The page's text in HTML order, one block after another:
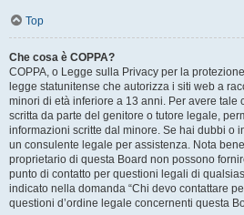
Top
Che cosa è COPPA?
COPPA, o Legge sulla Privacy per la
legge statunitense che autorizza i siti web a
minori di età inferiore a 13 anni. Per avere tale
scritta da parte del genitore o tutore legale,
informazioni scritte dal minore. Se hai dubbi o
un consulente legale per assistenza. Nota
proprietario di questa Board non possono
punto di contatto per questioni legali di
indicato nella domanda “Chi devo contattare
questioni d’ordine legale concernenti questa